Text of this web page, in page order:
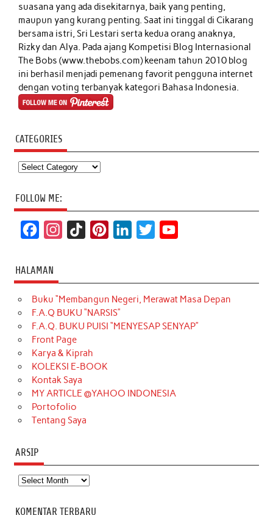
suasana yang ada disekitarnya, baik yang penting,
maupun yang kurang penting. Saat ini tinggal di Cikarang
bersama istri, Sri Lestari serta kedua orang anaknya,
Rizky dan Alya. Pada ajang Kompetisi Blog Internasional
The Bobs (www.thebobs.com) keenam tahun 2010 blog
ini berhasil menjadi pemenang favorit pengguna internet
dengan voting terbanyak kategori Bahasa Indonesia.
CATEGORIES
Categories
FOLLOW ME:
c
e
b
o
o
k
t
a
g
r
a
m
T
o
k
t
e
r
k
e
d
t
t
e
T
u
b
HALAMAN
Buku “Membangun Negeri, Merawat Masa Depan
F.A.Q BUKU “NARSIS”
F.A.Q. BUKU PUISI “MENYESAP SENYAP”
Front Page
Karya & Kiprah
KOLEKSI E-BOOK
Kontak Saya
MY ARTICLE @YAHOO INDONESIA
Portofolio
Tentang Saya
ARSIP
Arsip
KOMENTAR TERBARU